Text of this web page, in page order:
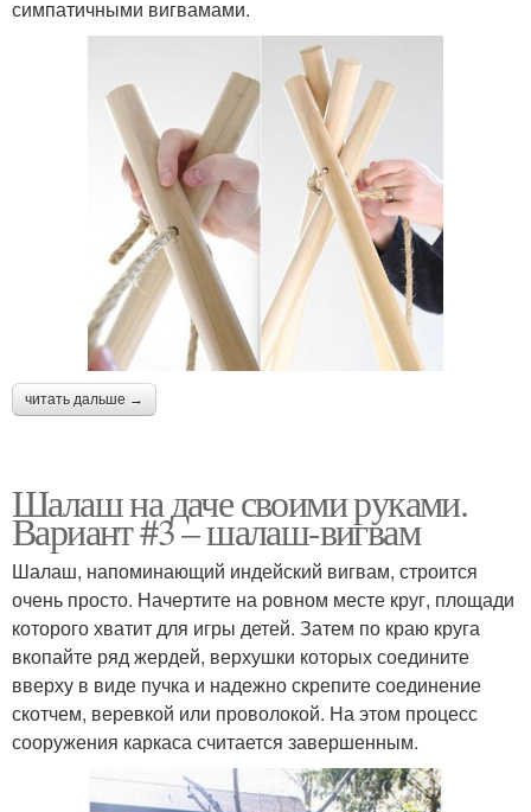
симпатичными вигвамами.
читать дальше →
Шалаш на даче своими руками.
Вариант #3 – шалаш-вигвам
Шалаш, напоминающий индейский вигвам, строится
очень просто. Начертите на ровном месте круг, площади
которого хватит для игры детей. Затем по краю круга
вкопайте ряд жердей, верхушки которых соедините
вверху в виде пучка и надежно скрепите соединение
скотчем, веревкой или проволокой. На этом процесс
сооружения каркаса считается завершенным.